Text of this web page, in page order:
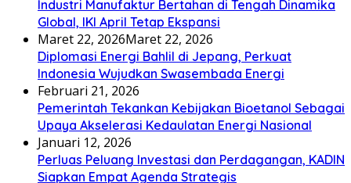
Industri Manufaktur Bertahan di Tengah Dinamika
Global, IKI April Tetap Ekspansi
Maret 22, 2026Maret 22, 2026
Diplomasi Energi Bahlil di Jepang, Perkuat
Indonesia Wujudkan Swasembada Energi
Februari 21, 2026
Pemerintah Tekankan Kebijakan Bioetanol Sebagai
Upaya Akselerasi Kedaulatan Energi Nasional
Januari 12, 2026
Perluas Peluang Investasi dan Perdagangan, KADIN
Siapkan Empat Agenda Strategis